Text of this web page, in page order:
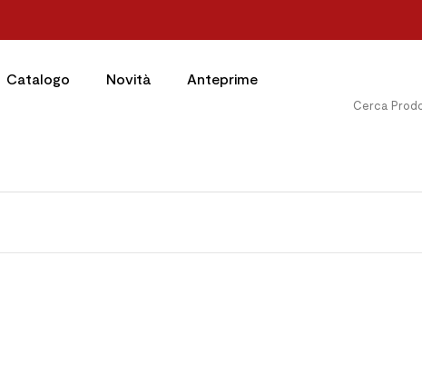
Catalogo Novità Anteprime